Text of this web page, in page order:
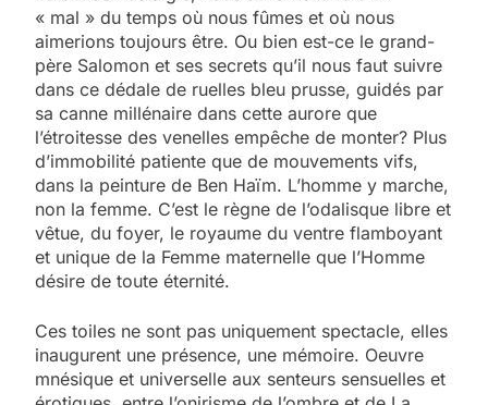
« mal » du temps où nous fûmes et où nous
aimerions toujours être. Ou bien est-ce le grand-
père Salomon et ses secrets qu’il nous faut suivre
dans ce dédale de ruelles bleu prusse, guidés par
sa canne millénaire dans cette aurore que
l’étroitesse des venelles empêche de monter? Plus
d’immobilité patiente que de mouvements vifs,
dans la peinture de Ben Haïm. L’homme y marche,
non la femme. C’est le règne de l’odalisque libre et
vêtue, du foyer, le royaume du ventre flamboyant
et unique de la Femme maternelle que l’Homme
désire de toute éternité.
Ces toiles ne sont pas uniquement spectacle, elles
inaugurent une présence, une mémoire. Oeuvre
mnésique et universelle aux senteurs sensuelles et